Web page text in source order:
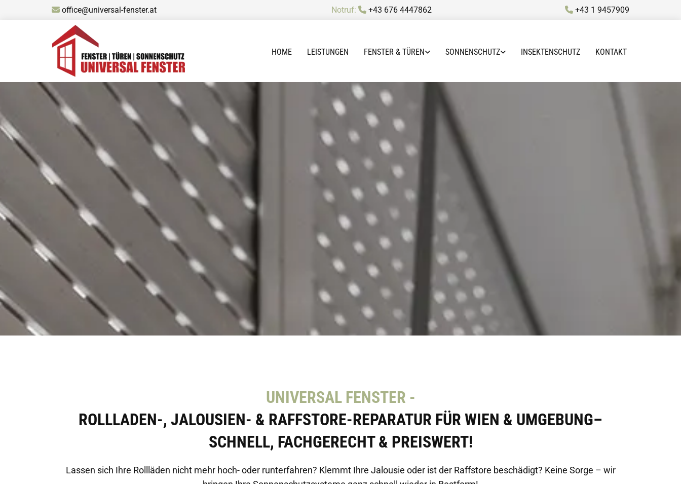
 office@universal-fenster.at Notruf:  +43 676 4447862  +43 1 9457909
HOME LEISTUNGEN FENSTER & TÜREN SONNENSCHUTZ INSEKTENSCHUTZ KONTAKT
UNIVERSAL FENSTER -
ROLLLADEN-, JALOUSIEN- & RAFFSTORE-REPARATUR FÜR WIEN & UMGEBUNG–
SCHNELL, FACHGERECHT & PREISWERT!
Lassen sich Ihre Rollläden nicht mehr hoch- oder runterfahren? Klemmt Ihre Jalousie oder ist der Raffstore beschädigt? Keine Sorge – wir